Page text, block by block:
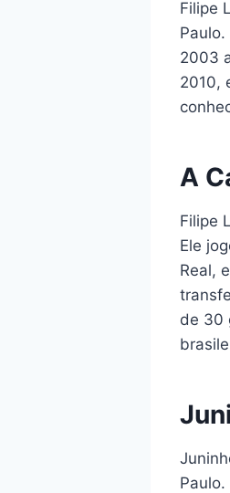
Filipe
2003
2010,
A
Filipe
Ele
Real,
de 30